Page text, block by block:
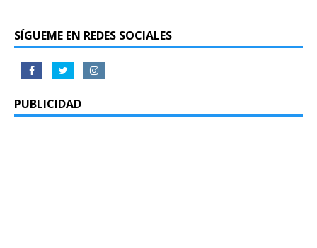
SÍGUEME EN REDES SOCIALES
PUBLICIDAD